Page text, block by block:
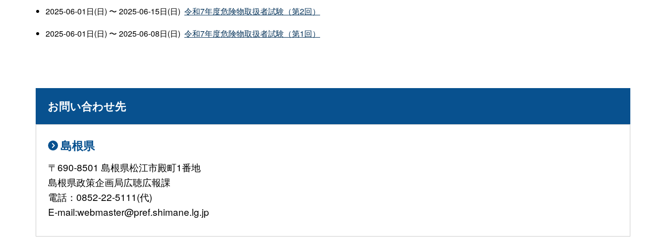
2025-06-01日(日) 〜 2025-06-15日(日) 令和7年度危険物取扱者試験（第2回）
2025-06-01日(日) 〜 2025-06-08日(日) 令和7年度危険物取扱者試験（第1回）
お問い合わせ先
島根県
〒690-8501 島根県松江市殿町1番地
島根県政策企画局広聴広報課
電話：0852-22-5111(代)
E-mail:webmaster@pref.shimane.lg.jp